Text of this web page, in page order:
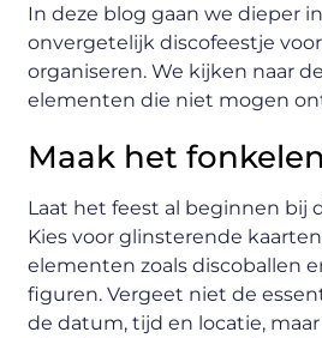
In deze blog gaan we dieper
onvergetelijk discofeestje
organiseren. We kijken naar
elementen die niet mogen
Maak het fonkelen
Laat het feest al beginnen bij
Kies voor glinsterende
elementen zoals discoballen
figuren. Vergeet niet de
de datum, tijd en locatie,